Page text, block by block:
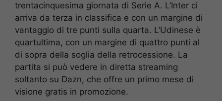
trentacinquesima giornata di Serie A. L’Inter ci
arriva da terza in classifica e con un margine di
vantaggio di tre punti sulla quarta. L’Udinese è
quartultima, con un margine di quattro punti al
di sopra della soglia della retrocessione. La
partita si può vedere in diretta streaming
soltanto su Dazn, che offre un primo mese di
visione gratis in promozione.